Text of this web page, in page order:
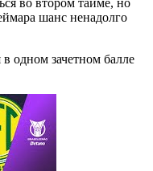
во втором тайме, но
шанс ненадолго
одном зачетном балле